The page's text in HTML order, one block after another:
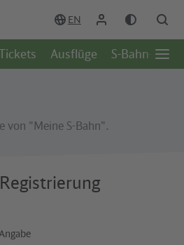
EN
Ausflüge S-Bahn-Welt
von "Meine S-Bahn".